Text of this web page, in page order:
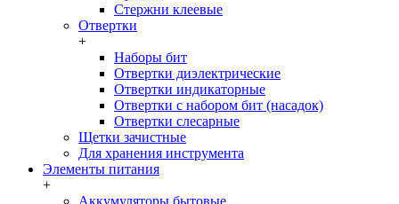
Стержни клеевые
Отвертки
+
Наборы бит
Отвертки диэлектрические
Отвертки индикаторные
Отвертки с набором бит (насадок)
Отвертки слесарные
Щетки зачистные
Для хранения инструмента
Элементы питания
+
Аккумуляторы бытовые